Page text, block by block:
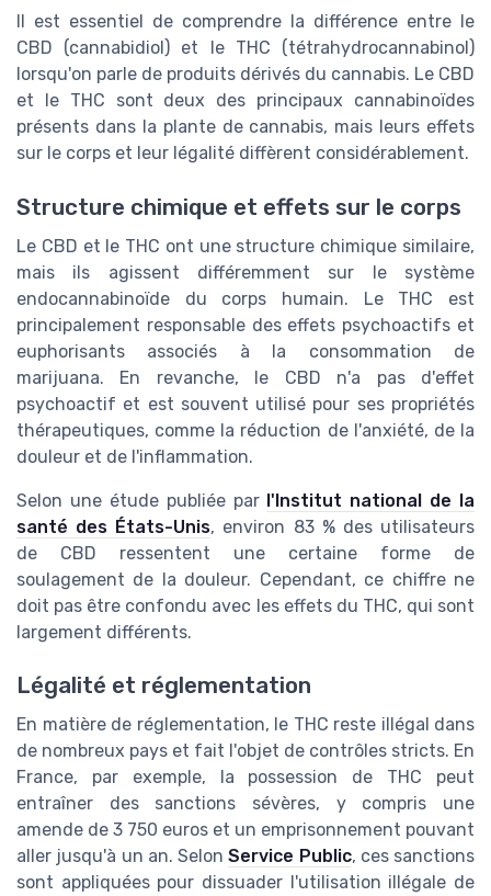
Il est essentiel de comprendre la différence entre le
CBD (cannabidiol) et le THC (tétrahydrocannabinol)
lorsqu'on parle de produits dérivés du cannabis. Le CBD
et le THC sont deux des principaux cannabinoïdes
présents dans la plante de cannabis, mais leurs effets
sur le corps et leur légalité diffèrent considérablement.
Structure chimique et effets sur le corps
Le CBD et le THC ont une structure chimique similaire,
mais ils agissent différemment sur le système
endocannabinoïde du corps humain. Le THC est
principalement responsable des effets psychoactifs et
euphorisants associés à la consommation de
marijuana. En revanche, le CBD n'a pas d'effet
psychoactif et est souvent utilisé pour ses propriétés
thérapeutiques, comme la réduction de l'anxiété, de la
douleur et de l'inflammation.
Selon une étude publiée par l'Institut national de la
santé des États-Unis, environ 83 % des utilisateurs
de CBD ressentent une certaine forme de
soulagement de la douleur. Cependant, ce chiffre ne
doit pas être confondu avec les effets du THC, qui sont
largement différents.
Légalité et réglementation
En matière de réglementation, le THC reste illégal dans
de nombreux pays et fait l'objet de contrôles stricts. En
France, par exemple, la possession de THC peut
entraîner des sanctions sévères, y compris une
amende de 3 750 euros et un emprisonnement pouvant
aller jusqu'à un an. SelonService Public, ces sanctions
sont appliquées pour dissuader l'utilisation illégale de